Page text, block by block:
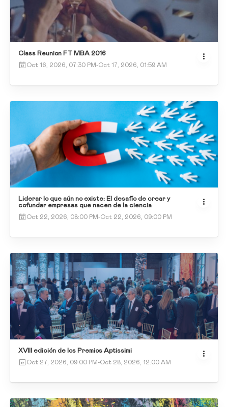
Class Reunion FT MBA 2016
Oct 16, 2026, 07:30 PM-Oct 17, 2026, 01:59 AM
Liderar lo que aún no existe: El desafío de crear y
cofundar empresas que nacen de la ciencia
Oct 22, 2026, 08:00 PM-Oct 22, 2026, 09:00 PM
XVIII edición de los Premios Aptissimi
Oct 27, 2026, 09:00 PM-Oct 28, 2026, 12:00 AM